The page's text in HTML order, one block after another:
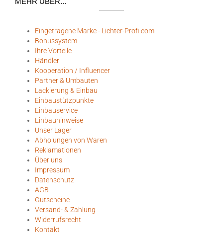
Eingetragene Marke - Lichter-Profi.com
Bonussystem
Ihre Vorteile
Händler
Kooperation / Influencer
Partner & Umbauten
Lackierung & Einbau
Einbaustützpunkte
Einbauservice
Einbauhinweise
Unser Lager
Abholungen von Waren
Reklamationen
Über uns
Impressum
Datenschutz
AGB
Gutscheine
Versand- & Zahlung
Widerrufsrecht
Kontakt